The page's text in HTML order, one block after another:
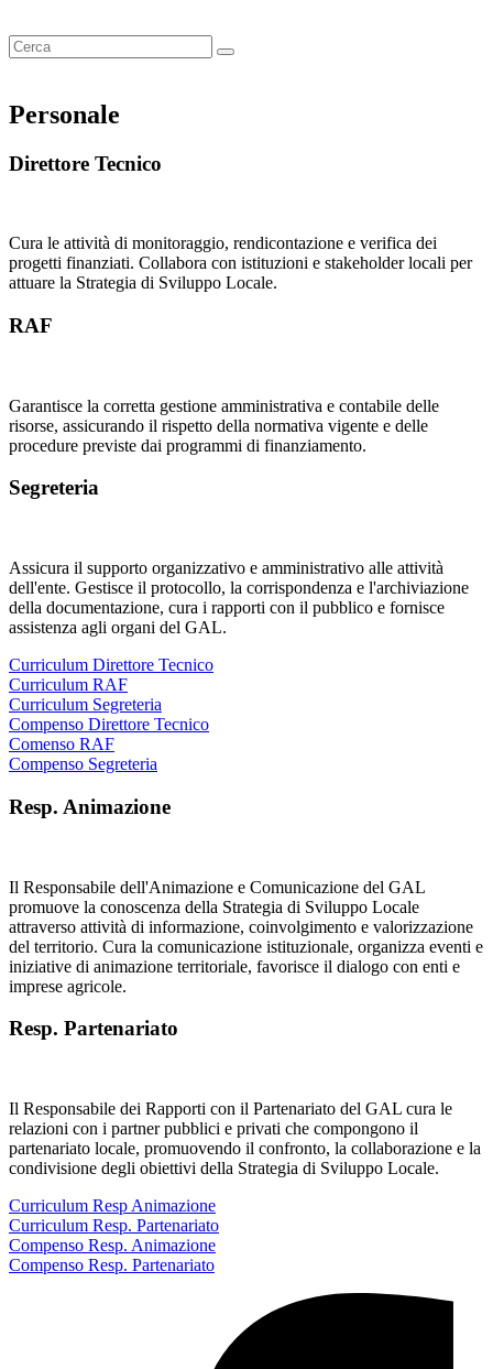
Personale
Direttore Tecnico
Cura le attività di monitoraggio, rendicontazione e verifica dei
progetti finanziati. Collabora con istituzioni e stakeholder locali per
attuare la Strategia di Sviluppo Locale.
RAF
Garantisce la corretta gestione amministrativa e contabile delle
risorse, assicurando il rispetto della normativa vigente e delle
procedure previste dai programmi di finanziamento.
Segreteria
Assicura il supporto organizzativo e amministrativo alle attività
dell'ente. Gestisce il protocollo, la corrispondenza e l'archiviazione
della documentazione, cura i rapporti con il pubblico e fornisce
assistenza agli organi del GAL.
Curriculum Direttore Tecnico
Curriculum RAF
Curriculum Segreteria
Compenso Direttore Tecnico
Comenso RAF
Compenso Segreteria
Resp. Animazione
Il Responsabile dell'Animazione e Comunicazione del GAL
promuove la conoscenza della Strategia di Sviluppo Locale
attraverso attività di informazione, coinvolgimento e valorizzazione
del territorio. Cura la comunicazione istituzionale, organizza eventi e
iniziative di animazione territoriale, favorisce il dialogo con enti e
imprese agricole.
Resp. Partenariato
Il Responsabile dei Rapporti con il Partenariato del GAL cura le
relazioni con i partner pubblici e privati che compongono il
partenariato locale, promuovendo il confronto, la collaborazione e la
condivisione degli obiettivi della Strategia di Sviluppo Locale.
Curriculum Resp Animazione
Curriculum Resp. Partenariato
Compenso Resp. Animazione
Compenso Resp. Partenariato